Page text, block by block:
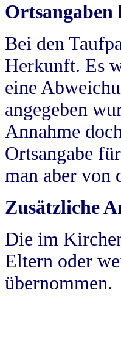
Ortsangaben
Bei den
Herkunft. Es
eine
angegeben
Annahme
Ortsangabe
man aber von
Zusätzliche
Die im
Eltern oder
übernommen.